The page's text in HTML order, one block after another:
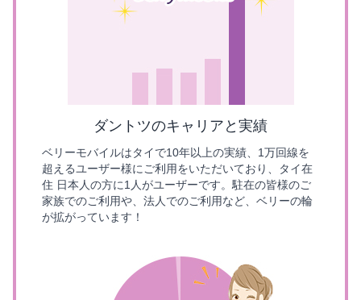
ダントツのキャリアと実績
ベリーモバイルはタイで10年以上の実績、1万回線を
超えるユーザー様にご利用をいただいており、タイ在
住 日本人の方に1人がユーザーです。駐在の皆様のご
家族でのご利用や、法人でのご利用など、ベリーの輪
が拡がっています！